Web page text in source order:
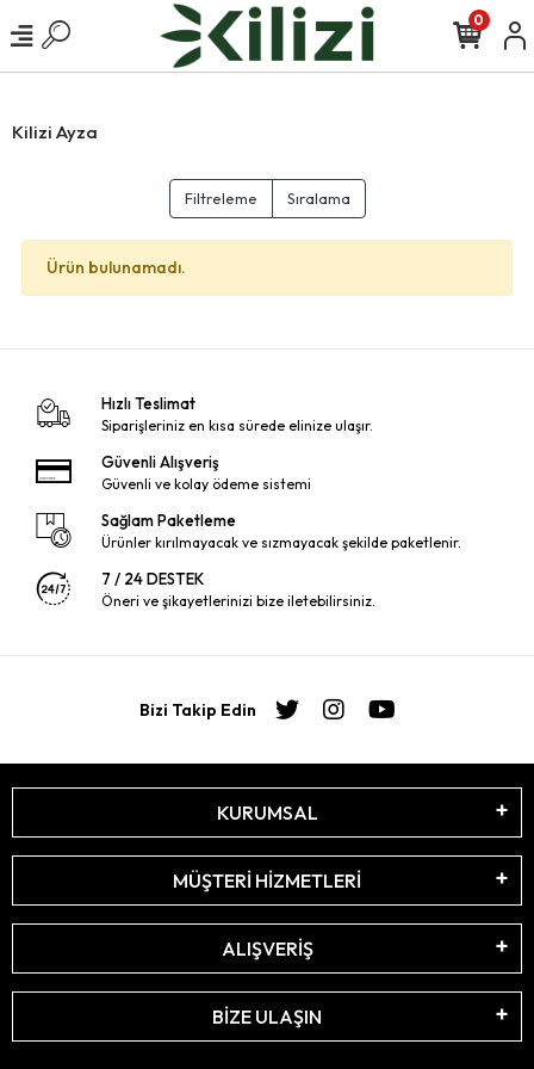
0
Kilizi Ayza
Filtreleme Sıralama
Ürün bulunamadı.
Hızlı Teslimat
Siparişleriniz en kısa sürede elinize ulaşır.
Güvenli Alışveriş
Güvenli ve kolay ödeme sistemi
Sağlam Paketleme
Ürünler kırılmayacak ve sızmayacak şekilde paketlenir.
7 / 24 DESTEK
Öneri ve şikayetlerinizi bize iletebilirsiniz.
Bizi Takip Edin
KURUMSAL
MÜŞTERİ HİZMETLERİ
ALIŞVERİŞ
BİZE ULAŞIN